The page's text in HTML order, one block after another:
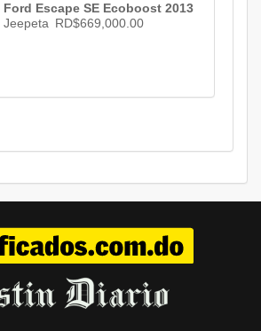
Ford Escape SE Ecoboost 2013
Jeepeta RD$669,000.00